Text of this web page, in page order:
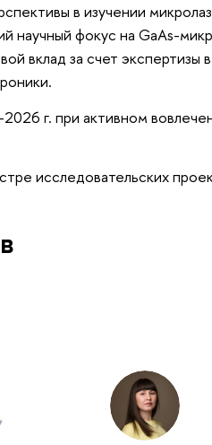
в изучении
научный фокус на GaAs-
вклад за счет экспертизы
г. при активном
исследовательских